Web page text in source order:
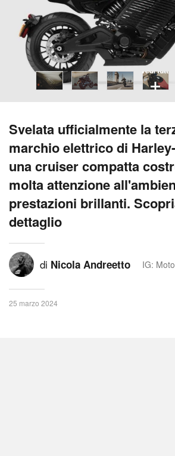
vedi tutti
Svelata ufficialmente la
marchio elettrico di
una cruiser compatta
molta attenzione
prestazioni brillanti.
dettaglio
di Nicola Andreetto IG:
25 marzo 2024